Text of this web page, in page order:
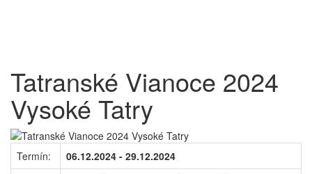
Tatranské Vianoce 2024
Vysoké Tatry
Termín:
06.12.2024 - 29.12.2024